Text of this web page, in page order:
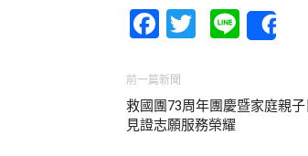
Facebook
Twitter
Line
前一篇新聞
救國團73周年團慶暨家庭親
見證志願服務榮耀